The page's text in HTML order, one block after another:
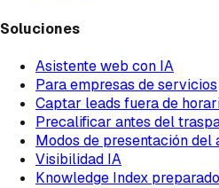
Soluciones
Asistente web con IA
Para empresas de servicios
Captar leads fuera de
Precalificar antes del
Modos de presentación del
Visibilidad IA
Knowledge Index